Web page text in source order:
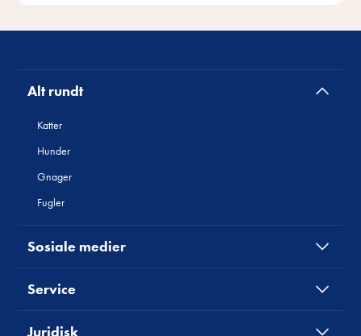
Alt rundt
Katter
Hunder
Gnager
Fugler
Sosiale medier
Service
Juridisk